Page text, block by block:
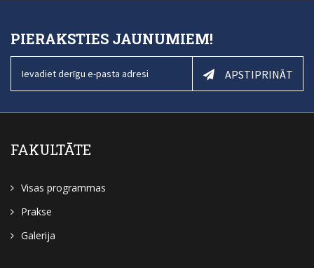
PIERAKSTIES JAUNUMIEM!
APSTIPRINĀT
FAKULTĀTE
Visas programmas
Prakse
Galerija